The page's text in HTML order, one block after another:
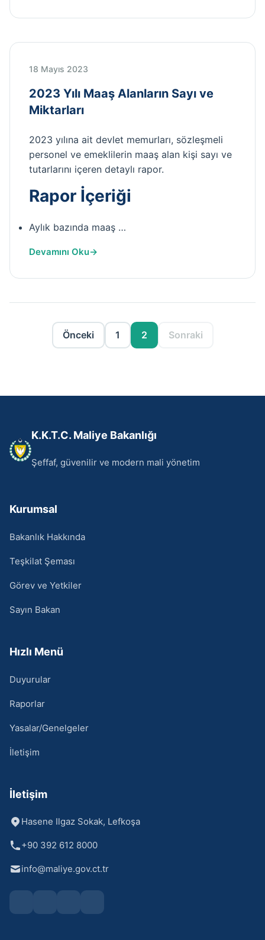
18 Mayıs 2023
2023 Yılı Maaş Alanların Sayı ve
Miktarları
2023 yılına ait devlet memurları, sözleşmeli
personel ve emeklilerin maaş alan kişi sayı ve
tutarlarını içeren detaylı rapor.
Rapor İçeriği
Aylık bazında maaş …
Devamını Oku
Önceki 1 2 Sonraki
K.K.T.C. Maliye Bakanlığı
Şeffaf, güvenilir ve modern mali yönetim
Kurumsal
Bakanlık Hakkında
Teşkilat Şeması
Görev ve Yetkiler
Sayın Bakan
Hızlı Menü
Duyurular
Raporlar
Yasalar/Genelgeler
İletişim
İletişim
Hasene Ilgaz Sokak, Lefkoşa
+90 392 612 8000
info@maliye.gov.ct.tr